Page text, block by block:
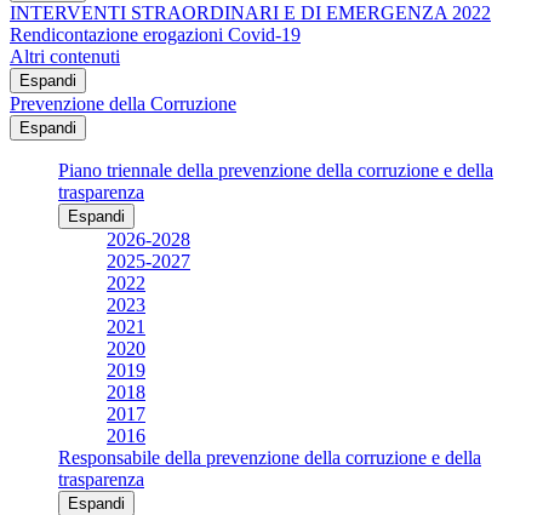
INTERVENTI STRAORDINARI E DI EMERGENZA 2022
Rendicontazione erogazioni Covid-19
Altri contenuti
Espandi
Prevenzione della Corruzione
Espandi
Piano triennale della prevenzione della corruzione e della
trasparenza
Espandi
2026-2028
2025-2027
2022
2023
2021
2020
2019
2018
2017
2016
Responsabile della prevenzione della corruzione e della
trasparenza
Espandi